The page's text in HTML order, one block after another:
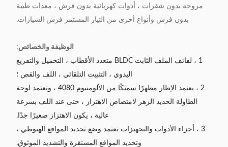
مروحة بدون شفرات ، أدوات كهربائية بدون فرش ، معدات طبية
بدون فرش وأنواع أخرى من التيار المستمر فرش السيارات.
الوظيفة والخصائص:
1 ، لفائف الملف الثابت BLDC متعدد الأقطاب ، التحميل والتفريغ
اليدوي ، التثبيت التلقائي ، اللف والقص ؛
2 ، يعتمد الإطار مظهرًا سميكًا من الألومنيوم 4080 ، وتعتمد لوحة
الطاولة الحديد الزهر لامتصاص الاهتزاز ، حتى عند اللف بسرعة
عالية ، يكون الاهتزاز صغيرًا جدًا.
3 ، أجزاء الأدوات والتجهيزات تعتمد وضع تحديد المواقع الهبوطي ،
وتحديد المواقع المستقرة والتشديد الموثوق.